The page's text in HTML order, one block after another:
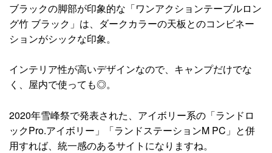
ブラックの脚部が印象的な「ワンアクションテーブルロン
グ竹 ブラック」は、ダークカラーの天板とのコンビネー
ションがシックな印象。
インテリア性が高いデザインなので、キャンプだけでな
く、屋内で使っても◎。
2020年雪峰祭で発表された、アイボリー系の「ランドロ
ックPro.アイボリー」「ランドステーションM PC」と併
用すれば、統一感のあるサイトになりますね。